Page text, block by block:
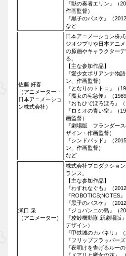
『獣の奏者エリン』（
作画監督）
『黒子のバスケ』（
など
佐藤 好春
（アニメーター・
日本アニメーショ
ン株式会社）
日本アニメーション株
ジオジブリや日本アニ
の原画やキャラクター
る。
【主な参加作品】
『愛少女ポリアンナ物
ン、作画監督）
『となりのトトロ』（
『魔女の宅急便』（
『おもひでぽろぽろ』
『ロミオの青い空』（
画監督）
『劇場版 フランダー
ザイン・作画監督）
『シンドバッド』（
ン、作画監督）
など
瀬口 泉
（アニメーター）
株式会社プロダクショ
ランス。
【主な参加作品】
『わすれなぐも』（
『ROBOTICS;NOTES
『黒子のバスケ』（
『ジョバンニの島』（
『攻殻機動隊 新劇場版
デザイン）
『甲鉄城のカバネリ』
『フリップフラッパー
『夜明けを告げるルー